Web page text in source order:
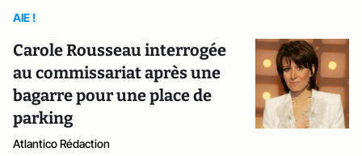
AIE !
Carole Rousseau interrogée
au commissariat après une
bagarre pour une place de
parking
Atlantico Rédaction